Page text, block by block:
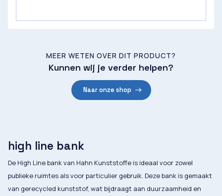
MEER WETEN OVER DIT PRODUCT?
Kunnen wij je verder helpen?
Naar onze shop
high line bank
De High Line bank van Hahn Kunststoffe is ideaal voor zowel
publieke ruimtes als voor particulier gebruik. Deze bank is gemaakt
van gerecycled kunststof, wat bijdraagt aan duurzaamheid en